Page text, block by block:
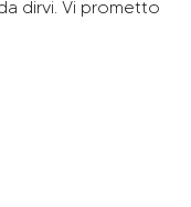
dirvi. Vi prometto